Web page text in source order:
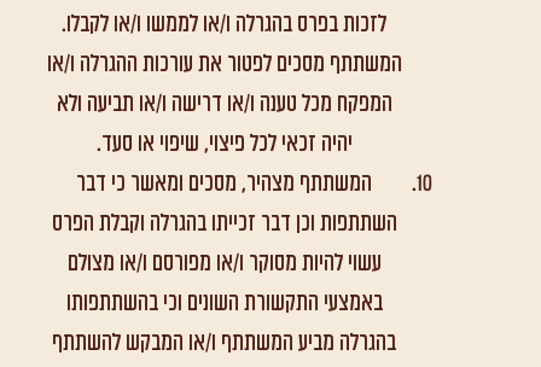
לזכות בפרס בהגרלה ו/או לממשו ו/או לקבלו.
המשתתף מסכים לפטור את עורכות ההגרלה ו/או
המפקח מכל טענה ו/או דרישה ו/או תביעה ולא
יהיה זכאי לכל פיצוי, שיפוי או סעד.
המשתתף מצהיר, מסכים ומאשר כי דבר
השתתפות וכן דבר זכייתו בהגרלה וקבלת הפרס
עשוי להיות מסוקר ו/או מפורסם ו/או מצולם
באמצעי התקשורת השונים וכי בהשתתפותו
בהגרלה מביע המשתתף ו/או המבקש להשתתף